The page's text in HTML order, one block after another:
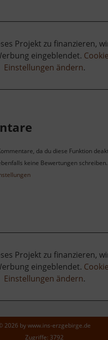
Projekt zu finanzieren,
eingeblendet.
Einstellungen ändern.
da du diese Funktion
keine Bewertungen
Projekt zu finanzieren,
eingeblendet.
Einstellungen ändern.
2026 bywww.ins-erzgebirge.de
Zugriffe: 3792